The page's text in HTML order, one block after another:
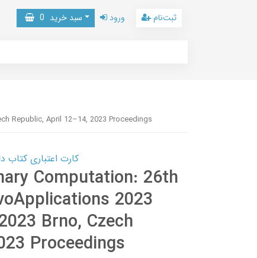
سبد خرید 0 ورود ثبت‌نام
Republic, April 12–14, 2023 Proceedings
کارت اعتباری کتاب دانلود با 10,000,000 اعتبار
Computation: 26th
2023
Brno, Czech
Proceedings